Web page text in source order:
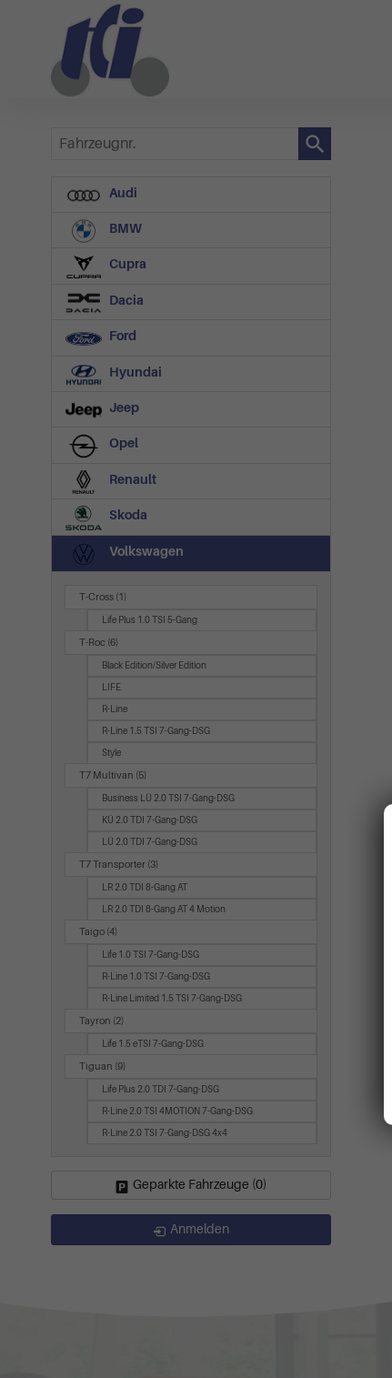
Fahrzeugnr.
Audi
BMW
Cupra
Dacia
Ford
Hyundai
Jeep
Opel
Renault
Skoda
Volkswagen
T-Cross (1)
Life Plus 1.0 TSI 5-Gang
T-Roc (6)
Black Edition/Silver Edition
LIFE
R-Line
R-Line 1.5 TSI 7-Gang-DSG
Style
T7 Multivan (5)
Business LÜ 2.0 TSI 7-Gang-DSG
KÜ 2.0 TDI 7-Gang-DSG
LÜ 2.0 TDI 7-Gang-DSG
T7 Transporter (3)
LR 2.0 TDI 8-Gang AT
LR 2.0 TDI 8-Gang AT 4 Motion
Taigo (4)
Life 1.0 TSI 7-Gang-DSG
R-Line 1.0 TSI 7-Gang-DSG
R-Line Limited 1.5 TSI 7-Gang-DSG
Tayron (2)
Life 1.5 eTSI 7-Gang-DSG
Tiguan (9)
Life Plus 2.0 TDI 7-Gang-DSG
R-Line 2.0 TSI 4MOTION 7-Gang-DSG
R-Line 2.0 TSI 7-Gang-DSG 4x4
Geparkte Fahrzeuge (0)
Anmelden